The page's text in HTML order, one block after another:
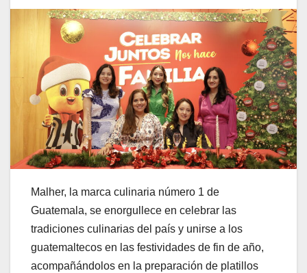
Malher, la marca culinaria número 1 de
Guatemala, se enorgullece en celebrar las
tradiciones culinarias del país y unirse a los
guatemaltecos en las festividades de fin de año,
acompañándolos en la preparación de platillos